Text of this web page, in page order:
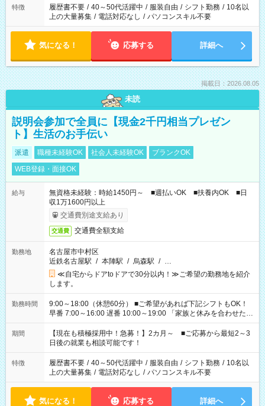
合は応募できません。
特徴 履歴書不要 / 40～50代活躍中 / 服装自由 / シフト勤務 / 10名以
上の大量募集 / 電話対応なし / パソコンスキル不要
気になる！ 応募する 詳細へ
掲載日：2026.08.05
未読
説明会参加で全員に【現金2千円相当プレゼン
ト】生活のお手伝い
派遣 職種未経験OK 社会人未経験OK
ブランクOK
WEB登録・面接OK
給与
無資格未経験：時給1450円～ ■週払いOK ■扶養内OK ■日
収1万1600円以上
交通費別途支給あり
交通費 交通費全額支給
勤務地
名古屋市中村区
近鉄名古屋駅 / 本陣駅 / 烏森駅 / …
≪自宅からドアtoドアで30分以内！≫ご希望の勤務地を紹介
します。
勤務時間
9:00～18:00（休憩60分） ■ご希望があれば下記シフトもOK！
早番 7:00～16:00 遅番 10:00～19:00 「家族と休みを合わせた
い」 「余裕を持って夕飯の準備がしたい」 「できれば残業はし
たくない」 など、ご希望を教えてくださいね。 ※Wワーク希望
の方へ 今ご覧のお仕事で希望する勤務時間と、もう1つのお仕事
の勤務時間。 合計で週40時間を超える場合は応募できません。
期間
【現在も積極採用中！急募！】2カ月～ ■ご応募から最短2～3
日後の就業も相談可能です！
特徴 履歴書不要 / 40～50代活躍中 / 服装自由 / シフト勤務 / 10名以
上の大量募集 / 電話対応なし / パソコンスキル不要
気になる！ 応募する 詳細へ